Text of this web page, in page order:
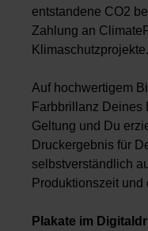
entstandene CO2
Zahlung an
Klimaschutzprojekte.
Auf hochwertigem
Farbbrillanz Deines
Geltung und Du
Druckergebnis für
selbstverständlich
Produktionszeit und
Plakate im